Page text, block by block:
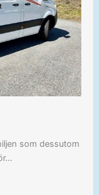
som dessutom